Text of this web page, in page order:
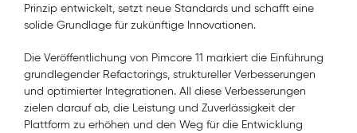
Prinzip entwickelt, setzt neue Standards und schafft eine
solide Grundlage für zukünftige Innovationen.
Die Veröffentlichung von Pimcore 11 markiert die Einführung
grundlegender Refactorings, struktureller Verbesserungen
und optimierter Integrationen. All diese Verbesserungen
zielen darauf ab, die Leistung und Zuverlässigkeit der
Plattform zu erhöhen und den Weg für die Entwicklung